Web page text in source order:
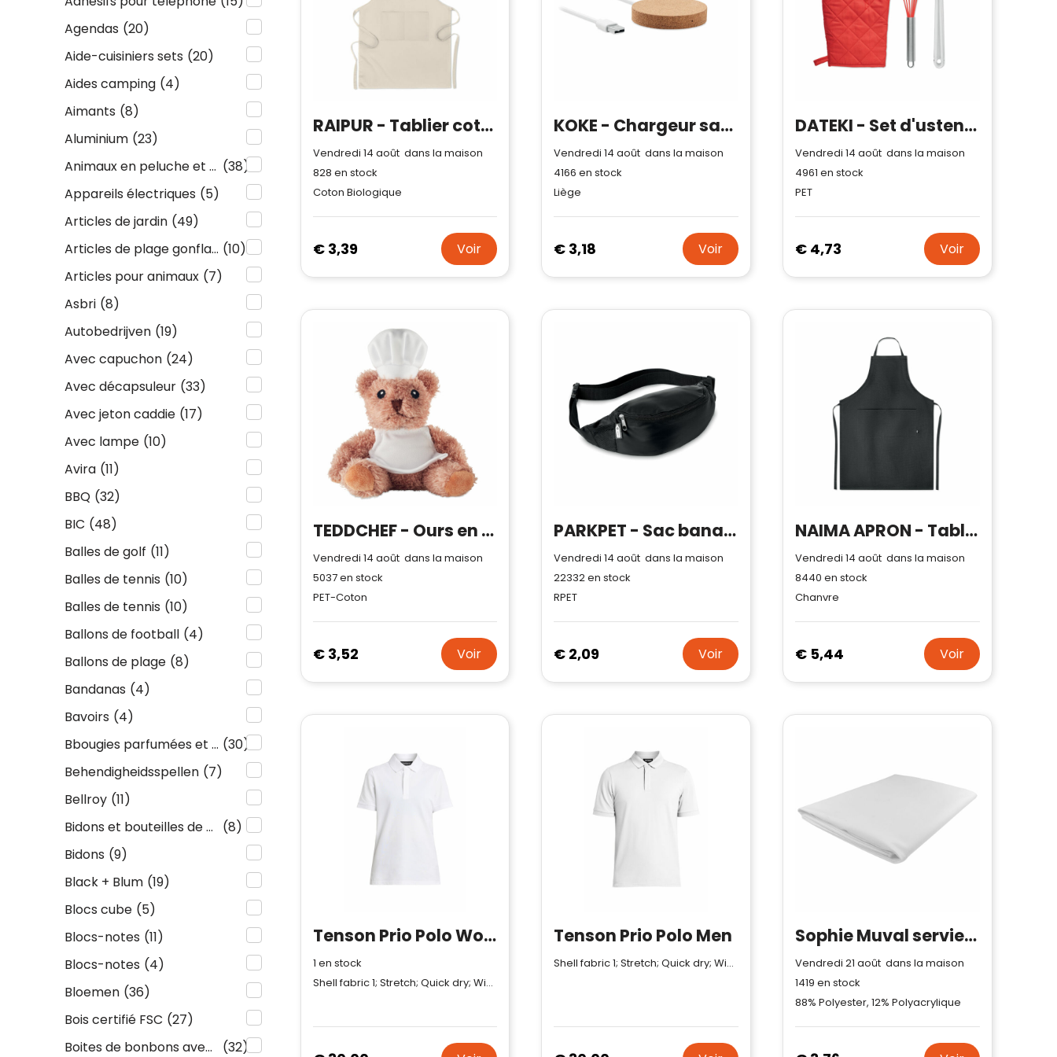
Agendas (20)
Aide-cuisiniers sets (20)
Aides camping (4)
Aimants (8)
Aluminium (23)
Animaux en peluche et accessoires (38)
Appareils électriques (5)
Articles de jardin (49)
Articles de plage gonflables (10)
Articles pour animaux (7)
Asbri (8)
Autobedrijven (19)
Avec capuchon (24)
Avec décapsuleur (33)
Avec jeton caddie (17)
Avec lampe (10)
Avira (11)
BBQ (32)
BIC (48)
Balles de golf (11)
Balles de tennis (10)
Balles de tennis (10)
Ballons de football (4)
Ballons de plage (8)
Bandanas (4)
Bavoirs (4)
Bbougies parfumées et Bâtons de parfum (30)
Behendigheidsspellen (7)
Bellroy (11)
Bidons et bouteilles de sport
(8)
Bidons (9)
Black + Blum (19)
Blocs cube (5)
Blocs-notes (11)
Blocs-notes (4)
Bloemen (36)
Bois certifié FSC (27)
Boites de bonbons avec contenu
(32)
RAIPUR - Tablier coton orga. 200 gr/m²
Vendredi 14 août dans la maison
828 en stock
Coton Biologique
€ 3,39 Voir
KOKE - Chargeur sans fil rond 10W
Vendredi 14 août dans la maison
4166 en stock
Liège
€ 3,18 Voir
DATEKI - Set d'ustensiles de cuisine
Vendredi 14 août dans la maison
4961 en stock
PET
€ 4,73 Voir
TEDDCHEF - Ours en peluche chef cuisinier
Vendredi 14 août dans la maison
5037en stock
PET-Coton
€ 3,52 Voir
PARKPET - Sac banane en RPET 210D
Vendredi 14 août dans la maison
22332en stock
RPET
€ 2,09 Voir
NAIMA APRON - Tablier de cuisine en chanvre
Vendredi 14 août dans la maison
8440 en stock
Chanvre
€ 5,44 Voir
Tenson Prio Polo Women
1 en stock
Shell fabric 1; Stretch; Quick dry; Wicking; 53% Cotton, 45% Recycled Polyester, 2% Elastane
Tenson Prio Polo Men
Shell fabric 1; Stretch; Quick dry; Wicking; 53% Cotton, 45% Recycled Polyester, 2% Elastane
Sophie Muval serviette en microfibre sublimée 130x75 cm, 200 gr/m²
Vendredi 21 août dans la maison
1419 en stock
88% Polyester, 12% Polyacrylique